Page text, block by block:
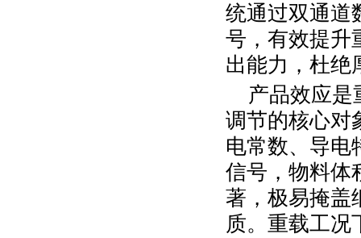
统通过双通道
号，有效提升
出能力，杜绝
产品效应是
调节的核心对
电常数、导电
信号，物料体
著，极易掩盖
质。重载工况